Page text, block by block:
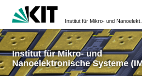
Institut für Mikro- und
Nanoelektronische Systeme